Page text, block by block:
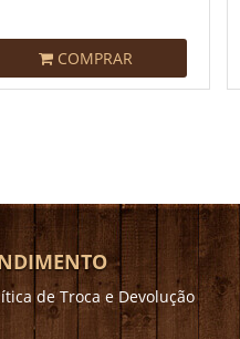
COMPRAR
de Troca e Devolução